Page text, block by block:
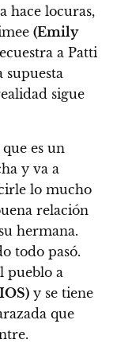
hace locuras,
(Emily
a Patti
supuesta
sigue
es un
y va a
lo mucho
relación
hermana.
todo pasó.
pueblo a
y se tiene
que